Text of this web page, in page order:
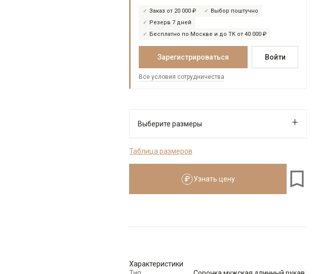
Заказ от 20 000 ₽
Выбор поштучно
Резерв 7 дней
Бесплатно по Москве и до ТК от 40 000 ₽
Зарегистрироваться Войти
Все условия сотрудничества
Выберите размеры
Таблица размеров
Узнать цену
Характеристики